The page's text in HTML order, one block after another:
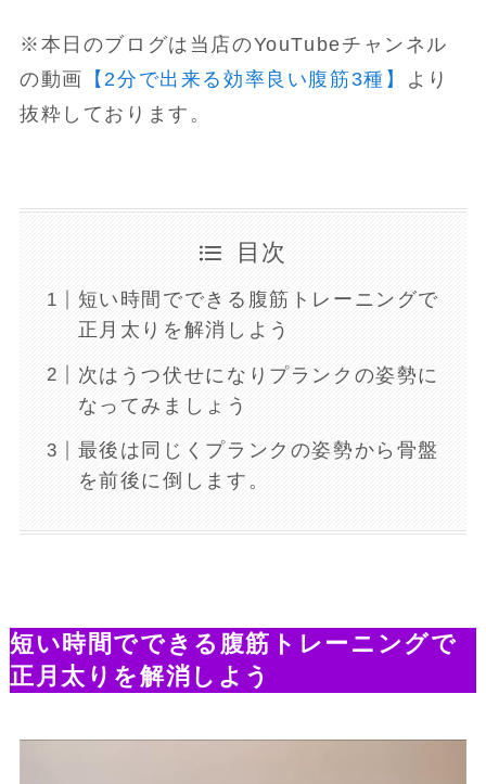
※本日のブログは当店のYouTubeチャンネル
の動画 【2分で出来る効率良い腹筋3種】
より
抜粋しております。
目次
短い時間でできる腹筋トレーニングで
正月太りを解消しよう
次はうつ伏せになりプランクの姿勢に
なってみましょう
最後は同じくプランクの姿勢から骨盤
を前後に倒します。
短い時間でできる腹筋トレーニングで
正月太りを解消しよう